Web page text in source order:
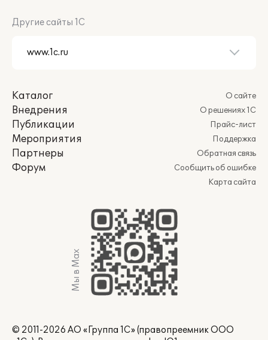
Другие сайты 1С
Каталог
Внедрения
Публикации
Мероприятия
Партнеры
Форум
О сайте
О решениях 1С
Прайс-лист
Поддержка
Обратная связь
Сообщить об ошибке
Карта сайта
Мы в Max
© 2011-2026 АО «Группа 1С» (правопреемник ООО